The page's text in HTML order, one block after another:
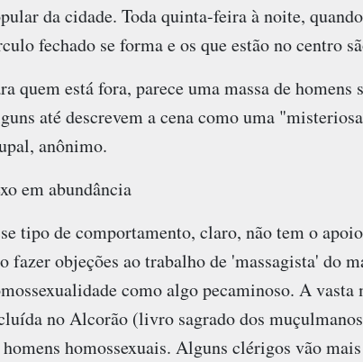
da cidade. Toda quinta-feira à noite,
fechado se forma e os que estão no centro
quem está fora, parece uma massa de
até descrevem a cena como uma
anônimo.
em abundância
tipo de comportamento, claro, não tem o
fazer objeções ao trabalho de 'massagista' do
como algo pecaminoso. A
no Alcorão (livro sagrado dos
homossexuais. Alguns clérigos vão